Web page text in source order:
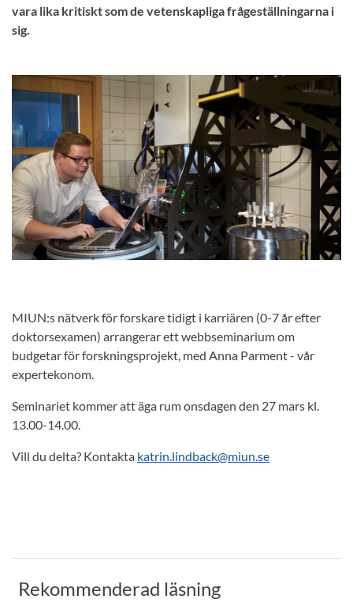
vara lika kritiskt som de vetenskapliga frågeställningarna i
sig.
MIUN:s nätverk för forskare tidigt i karriären (0-7 år efter
doktorsexamen) arrangerar ett webbseminarium om
budgetar för forskningsprojekt, med Anna Parment - vår
expertekonom.
Seminariet kommer att äga rum onsdagen den 27 mars kl.
13.00-14.00.
Vill du delta? Kontakta katrin.lindback@miun.se
Rekommenderad läsning